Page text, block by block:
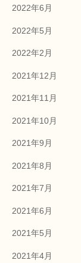
2022年6月
2022年5月
2022年2月
2021年12月
2021年11月
2021年10月
2021年9月
2021年8月
2021年7月
2021年6月
2021年5月
2021年4月